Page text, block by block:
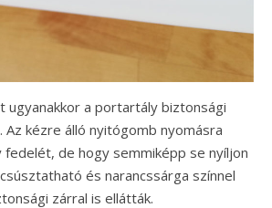
ugyanakkor a portartály biztonsági
Az kézre álló nyitógomb nyomásra
de hogy semmiképp se nyíljon
és narancssárga színnel
zárral is ellátták.